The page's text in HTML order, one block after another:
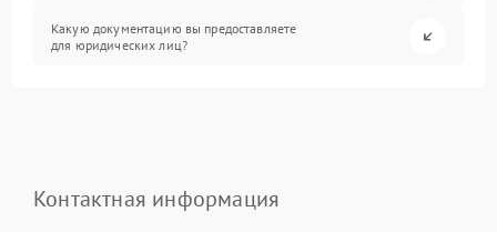
Какую документацию вы предоставляете
для юридических лиц?
Контактная информация